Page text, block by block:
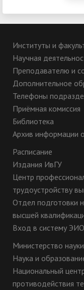
Институты и
Научная
Преподавателю и
Дополнительное
Телефоны
Приёмная комиссия
Библиотека
Архив информации
Расписание
Издания ИвГУ
Центр
трудоустройству
Отдел подготовки
высшей
Вход в систему
Министерство
Наука и
Национальный
противодействия